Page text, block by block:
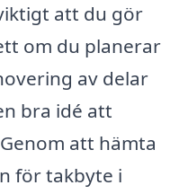
att du gör
om du planerar
av delar
bra idé att
att hämta
för takbyte i